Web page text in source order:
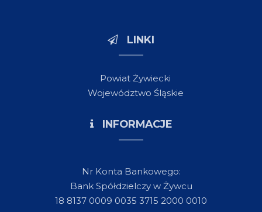
LINKI
Powiat Żywiecki
Województwo Śląskie
INFORMACJE
Nr Konta Bankowego:
Bank Spółdzielczy w Żywcu
18 8137 0009 0035 3715 2000 0010